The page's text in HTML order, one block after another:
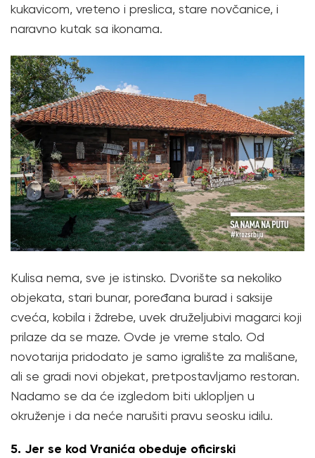
kukavicom, vreteno i preslica, stare novčanice, i
naravno kutak sa ikonama.
Kulisa nema, sve je istinsko. Dvorište sa nekoliko
objekata, stari bunar, poređana burad i saksije
cveća, kobila i ždrebe, uvek druželjubivi magarci koji
prilaze da se maze. Ovde je vreme stalo. Od
novotarija pridodato je samo igralište za mališane,
ali se gradi novi objekat, pretpostavljamo restoran.
Nadamo se da će izgledom biti uklopljen u
okruženje i da neće narušiti pravu seosku idilu.
5. Jer se kod Vranića obeduje oficirski